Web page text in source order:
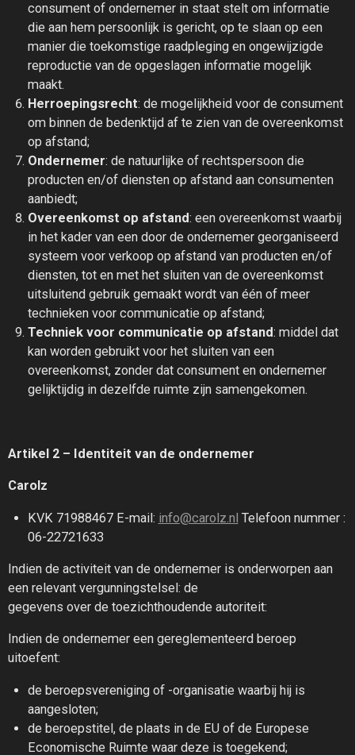
consument of ondernemer in staat stelt om informatie
die aan hem persoonlijk is gericht, op te slaan op een
manier die toekomstige raadpleging en ongewijzigde
reproductie van de opgeslagen informatie mogelijk
maakt.
Herroepingsrecht: de mogelijkheid voor de consument
om binnen de bedenktijd af te zien van de overeenkomst
op afstand;
Ondernemer: de natuurlijke of rechtspersoon die
producten en/of diensten op afstand aan consumenten
aanbiedt;
Overeenkomst op afstand: een overeenkomst waarbij
in het kader van een door de ondernemer georganiseerd
systeem voor verkoop op afstand van producten en/of
diensten, tot en met het sluiten van de overeenkomst
uitsluitend gebruik gemaakt wordt van één of meer
technieken voor communicatie op afstand;
Techniek voor communicatie op afstand: middel dat
kan worden gebruikt voor het sluiten van een
overeenkomst, zonder dat consument en ondernemer
gelijktijdig in dezelfde ruimte zijn samengekomen.
Artikel 2 – Identiteit van de ondernemer
Carolz
KVK 71988467 E-mail: info@carolz.nl Telefoon nummer :
06-22721633
Indien de activiteit van de ondernemer is onderworpen aan
een relevant vergunningstelsel: de
gegevens over de toezichthoudende autoriteit:
Indien de ondernemer een gereglementeerd beroep
uitoefent:
de beroepsvereniging of -organisatie waarbij hij is
aangesloten;
de beroepstitel, de plaats in de EU of de Europese
Economische Ruimte waar deze is toegekend;